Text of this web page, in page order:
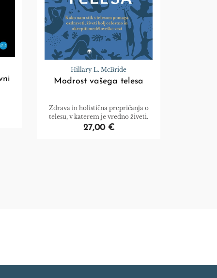
Hillary L. McBride
Modrost vašega telesa
Zdrava in holistična prepričanja o
telesu, v katerem je vredno živeti.
27,00 €